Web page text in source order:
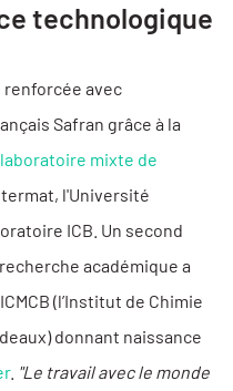
technologique
avec
Safran grâce à la
laboratoire mixte de
l'Université
ICB. Un second
académique a
(l’Institut de Chimie
donnant naissance
. "Le travail avec le monde